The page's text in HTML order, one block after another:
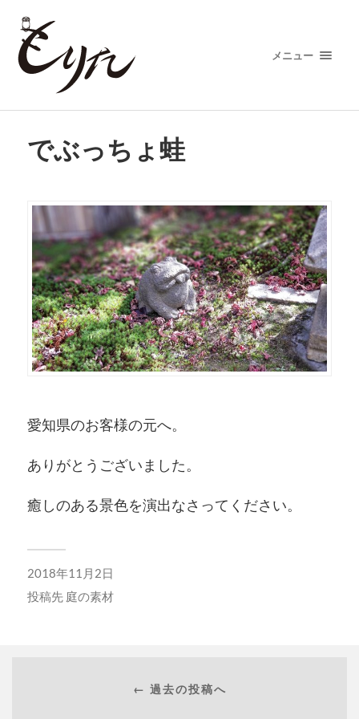
メニュー
でぶっちょ蛙
愛知県のお客様の元へ。
ありがとうございました。
癒しのある景色を演出なさってください。
2018年11月2日
投稿先 庭の素材
← 過去の投稿へ